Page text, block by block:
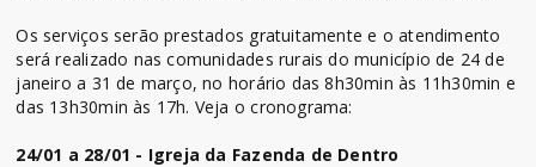
Os serviços serão prestados gratuitamente e o atendimento
será realizado nas comunidades rurais do município de 24 de
janeiro a 31 de março, no horário das 8h30min às 11h30min e
das 13h30min às 17h. Veja o cronograma:
24/01 a 28/01 - Igreja da Fazenda de Dentro